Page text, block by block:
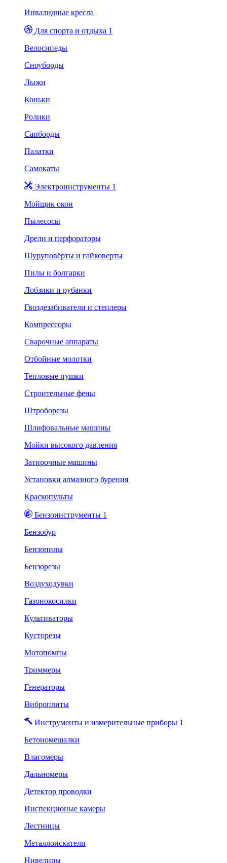
Инвалидные кресла
Для спорта и отдыха 1
Велосипеды
Сноуборды
Лыжи
Коньки
Ролики
Сапборды
Палатки
Самокаты
Электроинструменты 1
Мойщик окон
Пылесосы
Дрели и перфораторы
Шуруповёрты и гайковерты
Пилы и болгарки
Лобзики и рубанки
Гвоздезабиватели и степлеры
Компрессоры
Сварочные аппараты
Отбойные молотки
Тепловые пушки
Строительные фены
Штроборезы
Шлифовальные машины
Мойки высокого давления
Затирочные машины
Установки алмазного бурения
Краскопульты
Бензоинструменты 1
Бензобур
Бензопилы
Бензорезы
Воздуходувки
Газонокосилки
Культиваторы
Кусторезы
Мотопомпы
Триммеры
Генераторы
Виброплиты
Инструменты и измерительные приборы 1
Бетономешалки
Влагомеры
Дальномеры
Детектор проводки
Инспекционые камеры
Лестницы
Металлоискатели
Нивелиры